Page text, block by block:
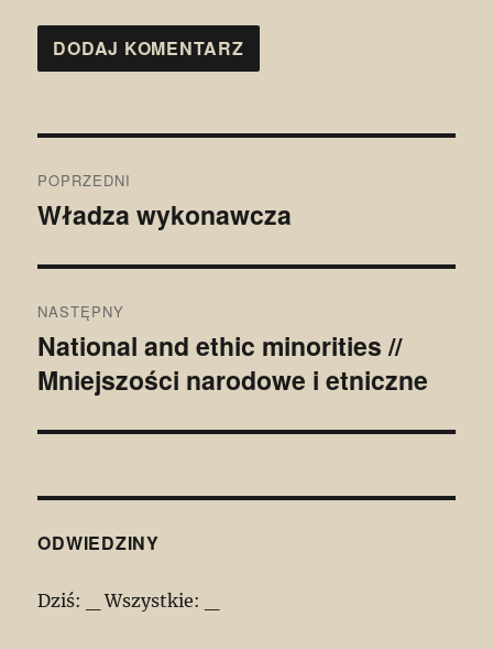
wpisu
POPRZEDNI
Poprzedni
Władza wykonawcza
NASTĘPNY
Następny
wpis:
National and ethic minorities //
Mniejszości narodowe i etniczne
ODWIEDZINY
Dziś: Wszystkie: